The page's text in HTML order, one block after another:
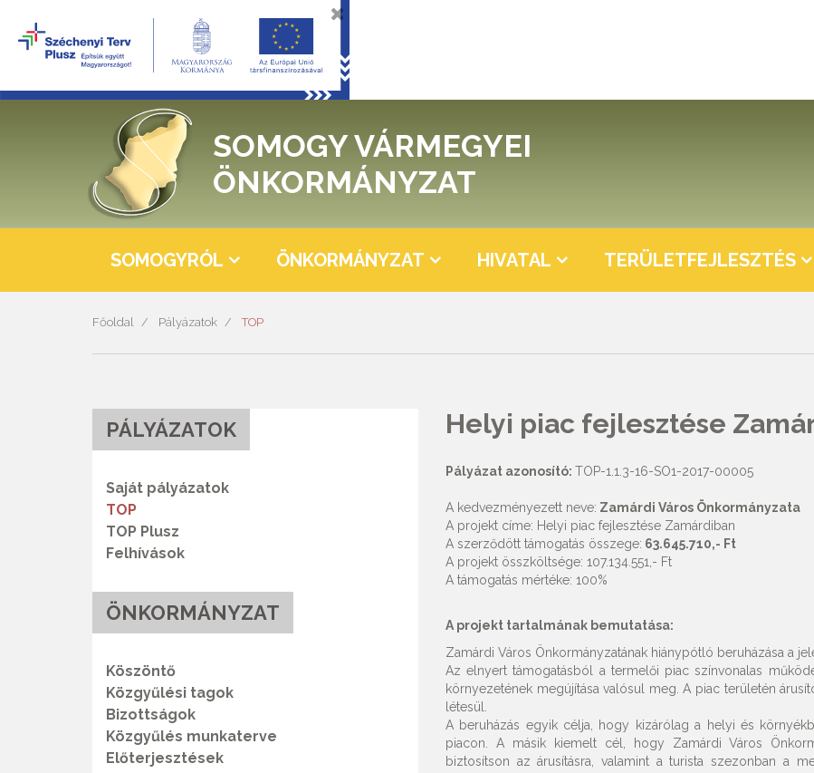
SOMOGY VÁRMEGYEI
ÖNKORMÁNYZAT
SOMOGYRÓL ÖNKORMÁNYZAT HIVATAL TERÜLETFEJLESZTÉS
Főoldal Pályázatok TOP
PÁLYÁZATOK
Saját pályázatok
TOP
TOP Plusz
Felhívások
ÖNKORMÁNYZAT
Köszöntő
Közgyűlési tagok
Bizottságok
Közgyűlés munkaterve
Előterjesztések
Helyi piac fejlesztése
Pályázat azonosító: TOP-1.1.3-16-SO1-2017-00005
A kedvezményezett neve: Zamárdi Város Önkormányzata
A projekt címe: Helyi piac fejlesztése Zamárdiban
A szerződött támogatás összege: 63.645.710,- Ft
A projekt összköltsége: 107.134.551,- Ft
A támogatás mértéke: 100%
A projekt tartalmának bemutatása:
Zamárdi Város Önkormányzatának hiánypótló beruházása a
Az elnyert támogatásból a termelői piac színvonalas
környezetének megújítása valósul meg. A piac területén
létesül.
A beruházás egyik célja, hogy kizárólag a helyi és
piacon. A másik kiemelt cél, hogy Zamárdi Város
biztosítson az árusításra, valamint a turista szezonban a